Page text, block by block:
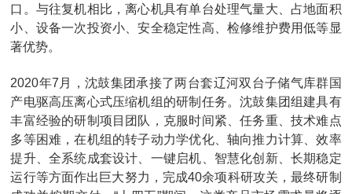
口。与往复机相比，离心机具有单台处理气量大、占地面积
小、设备一次投资小、安全稳定性高、检修维护费用低等显
著优势。
2020年7月，沈鼓集团承接了两台套辽河双台子储气库群国
产电驱高压离心式压缩机组的研制任务。沈鼓集团组建具有
丰富经验的研制项目团队，克服时间紧、任务重、技术难点
多等困难，在机组的转子动力学优化、轴向推力计算、效率
提升、全系统成套设计、一键启机、智慧化创新、长期稳定
运行等方面作出巨大努力，完成40余项科研攻关，最终研制